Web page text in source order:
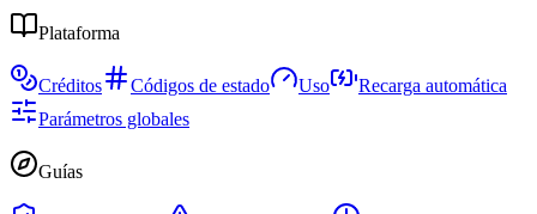
Plataforma
Créditos Códigos de estado Uso
Recarga automática
Parámetros globales
Guías